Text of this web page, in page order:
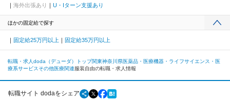
海外出張あり
U・Iターン支援あり
ほかの固定給で探す
固定給25万円以上 固定給35万円以上
転職・求人doda（デューダ）トップ関東神奈川県医薬品・医療機器・ライフサイエンス・医
療系サービスその他医療関連服装自由の転職・求人情報
転職サイト dodaをシェア